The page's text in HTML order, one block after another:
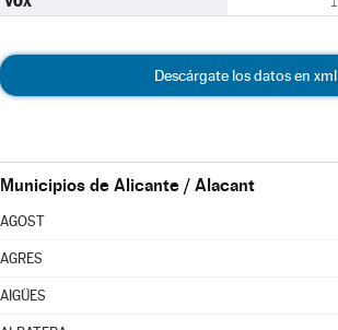
Descárgate los datos en xml
Municipios de Alicante / Alacant
AGOST
AGRES
AIGÜES